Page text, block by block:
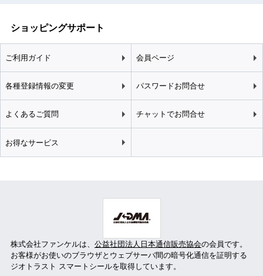
ショッピングサポート
ご利用ガイド 会員ページ
各種登録情報の変更 パスワードお問合せ
よくあるご質問 チャットでお問合せ
お得なサービス
株式会社ファンケルは、 公益社団法人日本通信販売協会の会員です。
お客様がお使いのブラウザとウェブサーバ間の暗号化通信を証明する
ジオトラスト スマートシールを取得しています。